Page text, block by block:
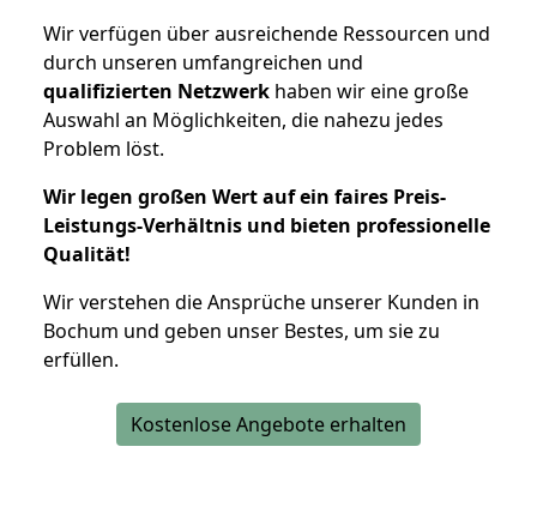
Wir verfügen über ausreichende Ressourcen und
durch unseren umfangreichen und
qualifizierten Netzwerk haben wir eine große
Auswahl an Möglichkeiten, die nahezu jedes
Problem löst.
Wir legen großen Wert auf ein faires Preis-
Leistungs-Verhältnis und bieten professionelle
Qualität!
Wir verstehen die Ansprüche unserer Kunden in
Bochum und geben unser Bestes, um sie zu
erfüllen.
Kostenlose Angebote erhalten